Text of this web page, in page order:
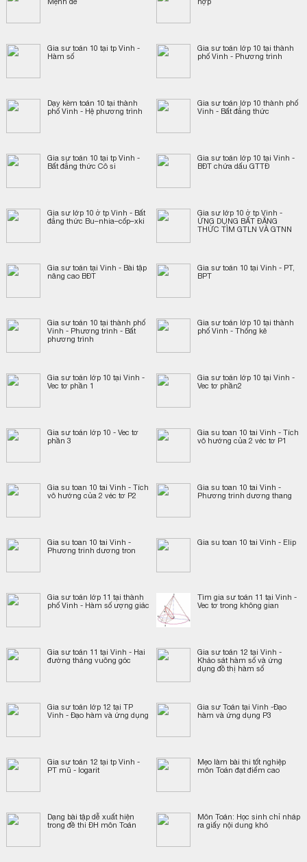
Gia sư toán 10 tại tp Vinh -
Hàm số
Gia sư toán lớp 10 tại thành
phố Vinh - Phương trình
Dạy kèm toán 10 tại thành
phố Vinh - Hệ phương trình
Gia sư toán lớp 10 thành phố
Vinh - Bất đẳng thức
Gia sư toán 10 tại tp Vinh -
Bất đẳng thức Cô si
Gia sư toán lớp 10 tại Vinh -
BĐT chứa dấu GTTĐ
Gia sư lớp 10 ở tp Vinh - Bất
đẳng thức Bu–nhia–cốp–xki
Gia sư lớp 10 ở tp Vinh -
ỨNG DỤNG BẤT ĐẲNG
THỨC TÌM GTLN VÀ GTNN
Gia sư toán tại Vinh - Bài tập
nâng cao BĐT
Gia sư toán 10 tại Vinh - PT,
BPT
Gia sư toán 10 tại thành phố
Vinh - Phương trình - Bất
phương trình
Gia sư toán lớp 10 tại thành
phố Vinh - Thống kê
Gia sư toán lớp 10 tại Vinh -
Vec tơ phần 1
Gia sư toán lớp 10 tại Vinh -
Vec tơ phần2
Gia sư toán lớp 10 - Vec tơ
phần 3
Gia su toan 10 tai Vinh - Tích
vô hướng của 2 véc tơ P1
Gia su toan 10 tai Vinh - Tích
vô hướng của 2 véc tơ P2
Gia su toan 10 tai Vinh -
Phương trinh dương thang
Gia su toan 10 tai Vinh -
Phương trinh dương tron
Gia su toan 10 tai Vinh - Elip
Gia sư toán lớp 11 tại thành
phố Vinh - Hàm số ượng giác
Tìm gia sư toán 11 tại Vinh -
Vec tơ trong không gian
Gia sư toán 11 tại Vinh - Hai
đường thảng vuông góc
Gia sư toán 12 tại Vinh -
Khảo sát hàm số và ứng
dụng đồ thị hàm số
Gia sư toán lớp 12 tại TP
Vinh - Đạo hàm và ứng dụng
Gia sư Toán tại Vinh -Đạo
hàm và ứng dụng P3
Gia sư toán 12 tại tp Vinh -
PT mũ - logarit
Mẹo làm bài thi tốt nghiệp
môn Toán đạt điểm cao
Dạng bài tập dễ xuất hiện
trong đề thi ĐH môn Toán
Môn Toán: Học sinh chỉ nháp
ra giấy nội dung khó